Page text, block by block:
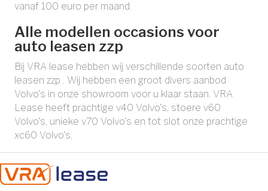
vanaf 100 euro per maand.
Alle modellen occasions voor
auto leasen zzp
Bij VRA lease hebben wij verschillende soorten auto
leasen zzp . Wij hebben een groot divers aanbod
Volvo's in onze showroom voor u klaar staan. VRA
Lease heeft prachtige v40 Volvo's, stoere v60
Volvo's, unieke v70 Volvo's en tot slot onze prachtige
xc60 Volvo's.